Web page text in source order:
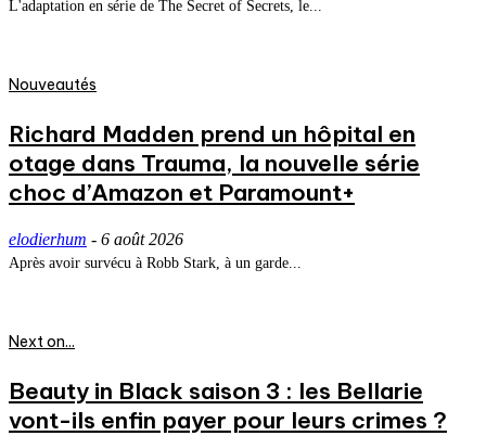
L'adaptation en série de The Secret of Secrets, le...
Nouveautés
Richard Madden prend un hôpital en
otage dans Trauma, la nouvelle série
choc d’Amazon et Paramount+
elodierhum - 6 août 2026
Après avoir survécu à Robb Stark, à un garde...
Next on...
Beauty in Black saison 3 : les Bellarie
vont-ils enfin payer pour leurs crimes ?